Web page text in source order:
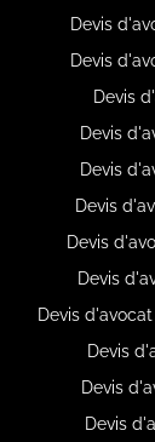
Devis
Devis
Devis
Devis
Devis
Devis
Devis
Devis
Devis
Devis
Devis
Devis